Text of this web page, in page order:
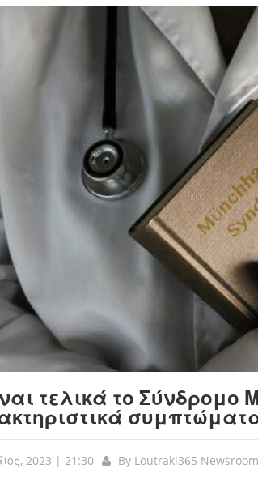
τελικά το Σύνδρομο
2023 | 21:30 By Loutraki365 Newsroom